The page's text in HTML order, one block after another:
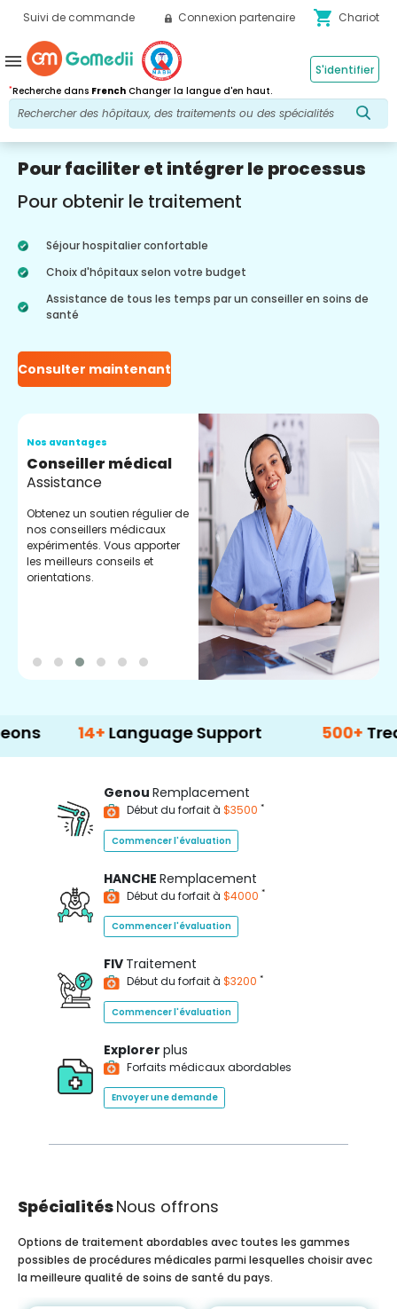
Suivi de commande Connexion partenaire shopping_cart Chariot
*Recherche dans French Changer la langue d'en haut.
S'identifier
menu
Pour faciliter et intégrer le processus
Pour obtenir le traitement
Séjour hospitalier confortable
Choix d'hôpitaux selon votre budget
Assistance de tous les temps par un conseiller en soins de
santé
Consulter maintenant
Nos avantages
Conseiller médical
Assistance
Obtenez un soutien régulier de
nos conseillers médicaux
expérimentés. Vous apporter
les meilleurs conseils et
orientations.
14+Language Support 500+ Treatment
Genou Remplacement
Début du forfait à $3500 *
Commencer l'évaluation
HANCHE Remplacement
Début du forfait à $4000 *
Commencer l'évaluation
FIV Traitement
Début du forfait à $3200 *
Commencer l'évaluation
Explorer plus
Forfaits médicaux abordables
Envoyer une demande
SpécialitésNous offrons
Options de traitement abordables avec toutes les gammes
possibles de procédures médicales parmi lesquelles choisir avec
la meilleure qualité de soins de santé du pays.